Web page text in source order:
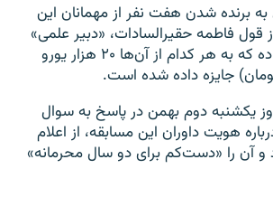
برنده شدن هفت نفر از مهمانان این
قول فاطمه حقیرالسادات، «دبیر علمی»
این کنگره، گزارش داده که به هر کدام از آن‌ها ۲۰ هزار یورو
جایزه داده شده است.
یکشنبه دوم بهمن در پاسخ به سوال
«رویداد ۲۴» درباره هویت داوران این مسابقه، از اعلام
و آن را «دست‌کم برای دو سال محرمانه»